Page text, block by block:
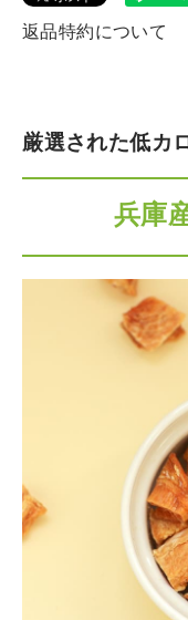
返品特約について
厳選された低カ
兵庫